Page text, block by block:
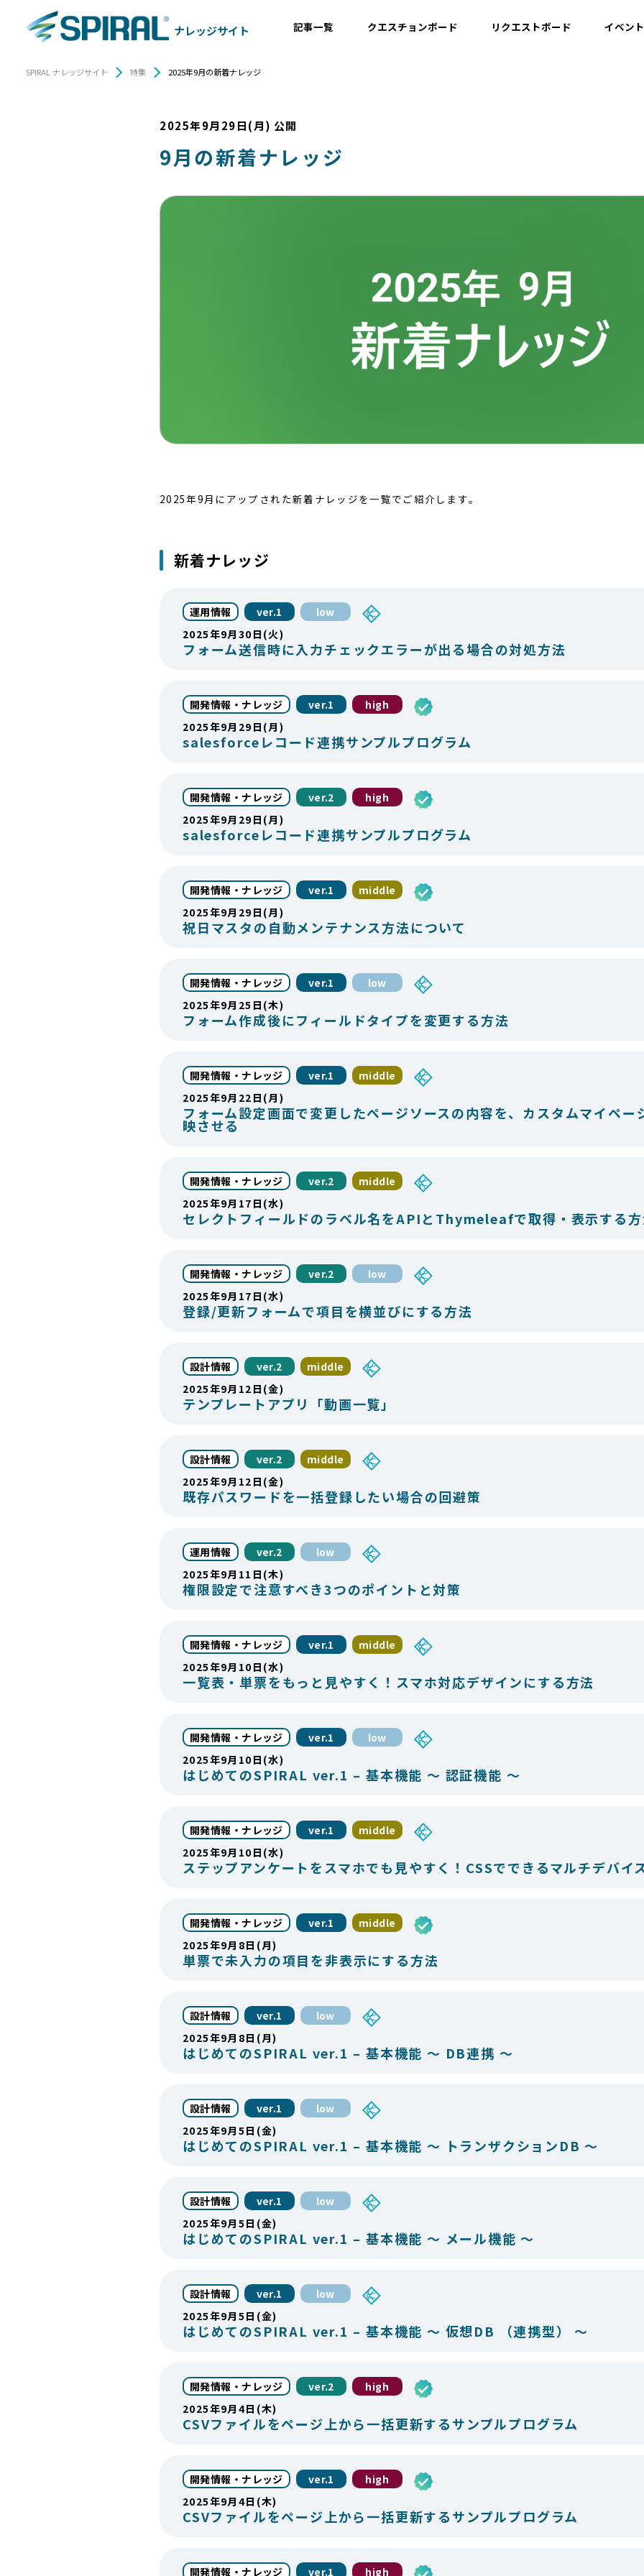
ナレッジサイト 記事一覧
設計情報
クエスチョンボード リクエストボード イベン
SPIRAL ナレッジサイト 特集 2025年9月の新着ナレッジ
2025年9月29日(月) 公開
9月の新着ナレッジ
2025年9月にアップされた新着ナレッジを一覧でご紹介します。
新着ナレッジ
運用情報 ver.1
low
2025年9月30日(火)
フォーム送信時に入力チェックエラーが出る場合の対処方法
開発情報・ナレッジ ver.1
high
2025年9月29日(月)
salesforceレコード連携サンプルプログラム
開発情報・ナレッジ ver.2
high
2025年9月29日(月)
salesforceレコード連携サンプルプログラム
開発情報・ナレッジ ver.1
middle
2025年9月29日(月)
祝日マスタの自動メンテナンス方法について
開発情報・ナレッジ ver.1
low
2025年9月25日(木)
フォーム作成後にフィールドタイプを変更する方法
開発情報・ナレッジ ver.1
middle
2025年9月22日(月)
フォーム設定画面で変更したページソースの内容を、カスタムマイペー
映させる
開発情報・ナレッジ ver.2
middle
2025年9月17日(水)
セレクトフィールドのラベル名をAPIとThymeleafで取得・表示する
開発情報・ナレッジ ver.2
low
2025年9月17日(水)
登録/更新フォームで項目を横並びにする方法
設計情報 ver.2
middle
2025年9月12日(金)
テンプレートアプリ「動画一覧」
設計情報 ver.2
middle
2025年9月12日(金)
既存パスワードを一括登録したい場合の回避策
運用情報 ver.2
low
2025年9月11日(木)
権限設定で注意すべき3つのポイントと対策
開発情報・ナレッジ ver.1
middle
2025年9月10日(水)
一覧表・単票をもっと見やすく！スマホ対応デザインにする方法
開発情報・ナレッジ ver.1
low
2025年9月10日(水)
はじめてのSPIRAL ver.1 – 基本機能 ～ 認証機能 ～
開発情報・ナレッジ ver.1
middle
2025年9月10日(水)
ステップアンケートをスマホでも見やすく！CSSでできるマルチデバイ
開発情報・ナレッジ ver.1
middle
2025年9月8日(月)
単票で未入力の項目を非表示にする方法
設計情報 ver.1
low
2025年9月8日(月)
はじめてのSPIRAL ver.1 – 基本機能 〜 DB連携 〜
設計情報 ver.1
low
2025年9月5日(金)
はじめてのSPIRAL ver.1 – 基本機能 ～ トランザクションDB ～
設計情報 ver.1
low
2025年9月5日(金)
はじめてのSPIRAL ver.1 – 基本機能 ～ メール機能 ～
設計情報 ver.1
low
2025年9月5日(金)
はじめてのSPIRAL ver.1 – 基本機能 ～ 仮想DB （連携型） ～
開発情報・ナレッジ ver.2
high
2025年9月4日(木)
CSVファイルをページ上から一括更新するサンプルプログラム
開発情報・ナレッジ ver.1
high
2025年9月4日(木)
CSVファイルをページ上から一括更新するサンプルプログラム
開発情報・ナレッジ ver.1 high